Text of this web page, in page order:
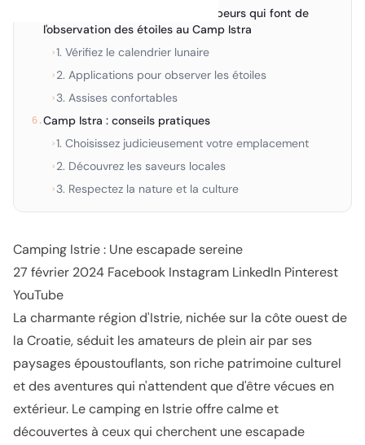
Conseils pratiques pour les campeurs qui font de
l'observation des étoiles au Camp Istra
›1. Vérifiez le calendrier lunaire
› 2. Applications pour observer les étoiles
›3. Assises confortables
6.Camp Istra : conseils pratiques
›1. Choisissez judicieusement votre emplacement
› 2. Découvrez les saveurs locales
›3. Respectez la nature et la culture
Camping Istrie : Une escapade sereine
27 février 2024 Facebook Instagram LinkedIn Pinterest
YouTube
La charmante région d'Istrie, nichée sur la côte ouest de
la Croatie, séduit les amateurs de plein air par ses
paysages époustouflants, son riche patrimoine culturel
et des aventures qui n'attendent que d'être vécues en
extérieur. Le camping en Istrie offre calme et
découvertes à ceux qui cherchent une escapade